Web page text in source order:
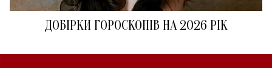
ДОБІРКИ ГОРОСКОПІВ НА 2026 РІК